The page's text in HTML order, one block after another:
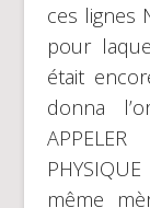
ces lignes
pour
était
donna
même